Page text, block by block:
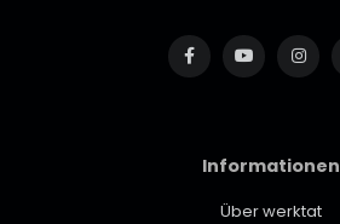
Informationen
Über werktat